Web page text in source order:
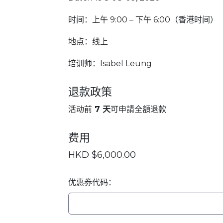
时间：上午 9:00 – 下午 6:00（香港时间）
地点：线上
培训师：Isabel Leung
退款政策
活动前 7 天可申請全額退款
费用
HKD $6,000.00
优惠券代码：